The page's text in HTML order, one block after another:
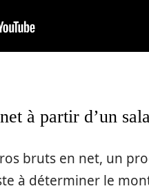
à partir d’un
bruts en net, un
à déterminer le